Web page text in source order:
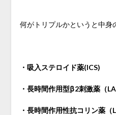
何がトリプルかというと中身
・吸入ステロイド薬(ICS)
・長時間作用型β2刺激薬（
・長時間作用性抗コリン薬（